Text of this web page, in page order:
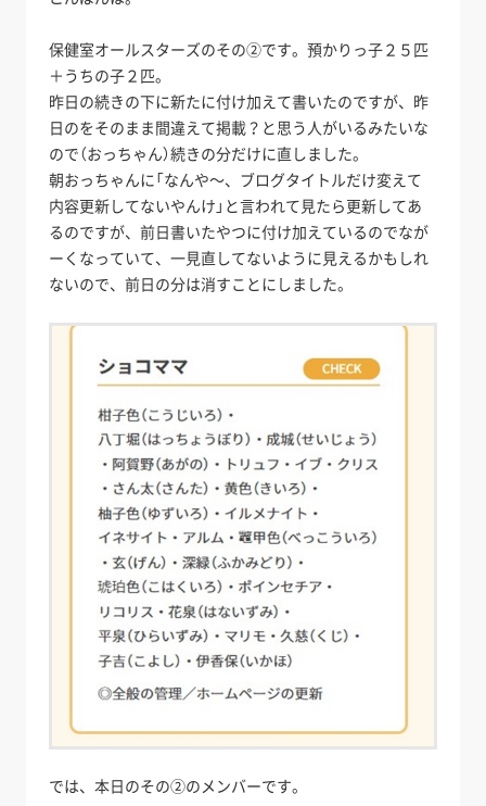
保健室オールスターズのその②です。預かりっ子２５匹
＋うちの子２匹。
昨日の続きの下に新たに付け加えて書いたのですが、昨
日のをそのまま間違えて掲載？と思う人がいるみたいな
ので（おっちゃん）続きの分だけに直しました。
朝おっちゃんに「なんや～、ブログタイトルだけ変えて
内容更新してないやんけ」と言われて見たら更新してあ
るのですが、前日書いたやつに付け加えているのでなが
ーくなっていて、一見直してないように見えるかもしれ
ないので、前日の分は消すことにしました。
では、本日のその②のメンバーです。